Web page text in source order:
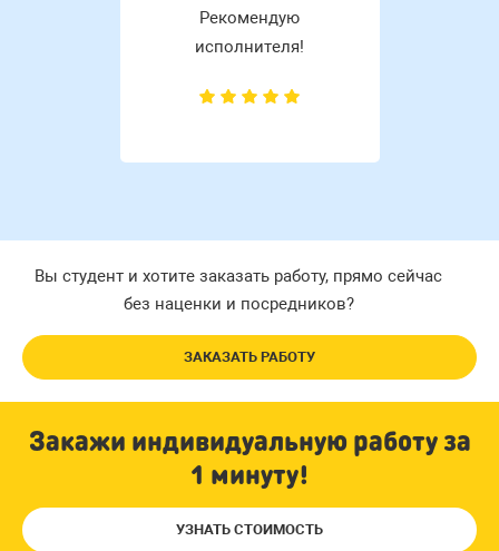
Рекомендую
исполнителя!
Вы студент и хотите заказать работу, прямо сейчас
без наценки и посредников?
ЗАКАЗАТЬ РАБОТУ
Закажи индивидуальную работу за
1 минуту!
УЗНАТЬ СТОИМОСТЬ